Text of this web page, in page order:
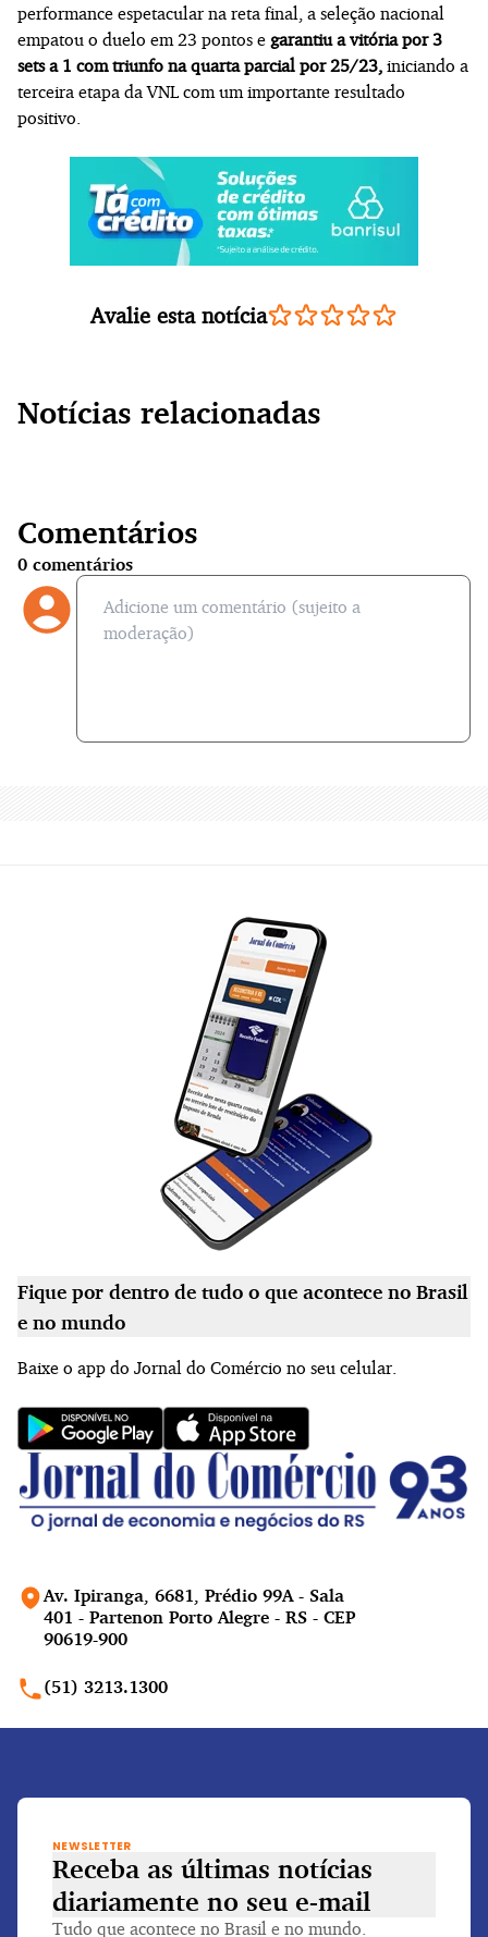
performance espetacular na reta final, a seleção nacional
empatou o duelo em 23 pontos e garantiu a vitória por 3
sets a 1 com triunfo na quarta parcial por 25/23, iniciando a
terceira etapa da VNL com um importante resultado
positivo.
Avalie esta notícia
Notícias relacionadas
Comentários
0 comentários
Av. Ipiranga, 6681, Prédio 99A - Sala
401 - Partenon Porto Alegre - RS - CEP
90619-900
(51) 3213.1300
Fique por dentro de tudo o que acontece no Brasil
e no mundo
Baixe o app do Jornal do Comércio no seu celular.
NEWSLETTER
Receba as últimas notícias
diariamente no seu e-mail
Tudo que acontece no Brasil e no mundo.